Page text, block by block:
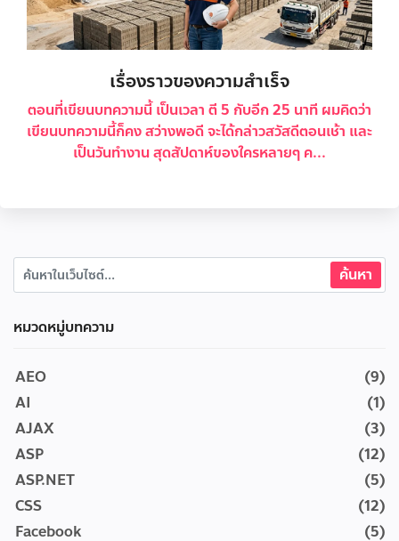
เรื่องราวของความสำเร็จ
ตอนที่เขียนบทความนี้ เป็นเวลา ตี 5 กับอีก 25 นาที ผมคิดว่า
เขียนบทความนี้ก็คง สว่างพอดี จะได้กล่าวสวัสดีตอนเช้า และ
เป็นวันทำงาน สุดสัปดาห์ของใครหลายๆ ค...
หมวดหมู่บทความ
AEO
(9)
AI
(1)
AJAX
(3)
ASP
(12)
ASP.NET
(5)
CSS
(12)
Facebook
(5)